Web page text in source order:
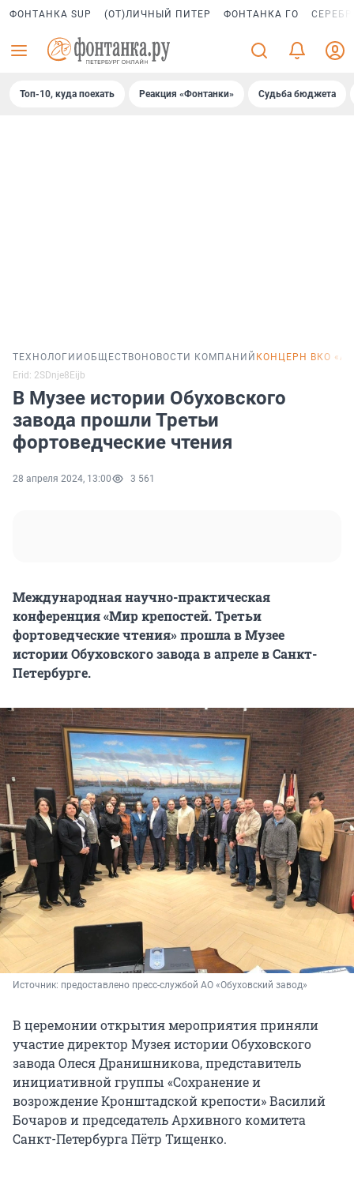
ФОНТАНКА SUP (ОТ)ЛИЧНЫЙ ПИТЕР ФОНТАНКА ГО
Топ-10, куда поехать Реакция «Фонтанки» Судьба бюджета
ТЕХНОЛОГИИ ОБЩЕСТВО НОВОСТИ КОМПАНИЙ КОНЦЕРН ВКО
Erid: 2SDnje8Eijb
В Музее истории Обуховского
завода прошли Третьи
фортоведческие чтения
28 апреля 2024, 13:00 3 561
Международная научно-практическая
конференция «Мир крепостей. Третьи
фортоведческие чтения» прошла в Музее
истории Обуховского завода в апреле в Санкт-
Петербурге.
Источник: предоставлено пресс-службой АО «Обуховский завод»
В церемонии открытия мероприятия приняли
участие директор Музея истории Обуховского
завода Олеся Дранишникова, представитель
инициативной группы «Сохранение и
возрождение Кронштадской крепости» Василий
Бочаров и председатель Архивного комитета
Санкт-Петербурга Пётр Тищенко.